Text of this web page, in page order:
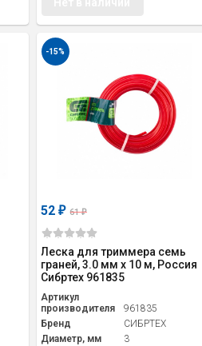
-15%
52₽ 61₽
Леска для триммера семь
граней, 3.0 мм х 10 м, Россия
Сибртех 961835
Артикул
производителя
961835
Бренд
СИБРТЕХ
Диаметр, мм
3